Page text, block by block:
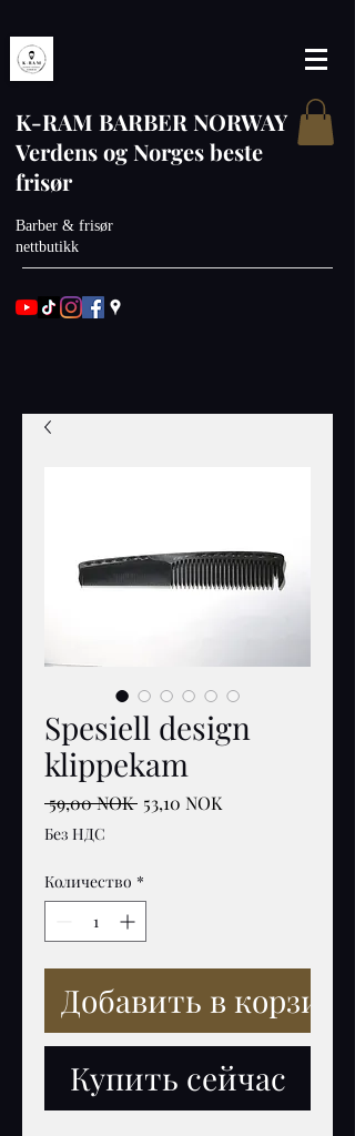
K-RAM BARBER NORWAY
Verdens og Norges beste
frisør
Barber & frisør
nettbutikk
Spesiell design
klippekam
59,00 NOK Обычная
53,10 NOKСпеццена
Без НДС
Количество *
Добавить в корзину
Купить сейчас